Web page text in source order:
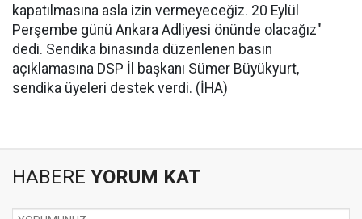
kapatılmasına asla izin vermeyeceğiz. 20 Eylül
Perşembe günü Ankara Adliyesi önünde olacağız"
dedi. Sendika binasında düzenlenen basın
açıklamasına DSP İl başkanı Sümer Büyükyurt,
sendika üyeleri destek verdi. (İHA)
HABERE YORUM KAT